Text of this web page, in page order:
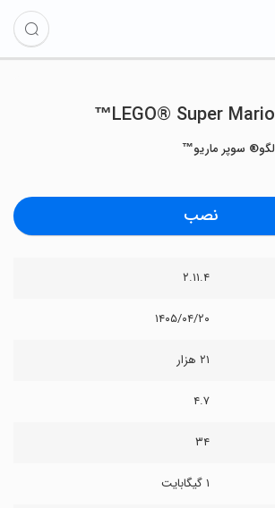
LEGO® Super Mario™
لگو® سوپر ماریو™
نصب
۲.۱۱.۴
۱۴۰۵/۰۴/۲۰
۲۱ هزار
۴.۷
۳۴
۱ گیگابایت